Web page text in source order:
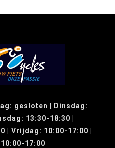
gesloten | Dinsdag:
13:30-18:30 |
| Vrijdag: 10:00-17:00 |
17:00